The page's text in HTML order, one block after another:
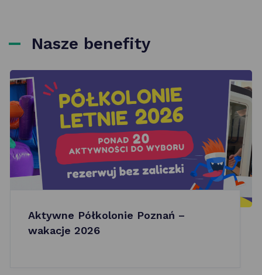
Nasze benefity
Aktywne Półkolonie Poznań –
wakacje 2026